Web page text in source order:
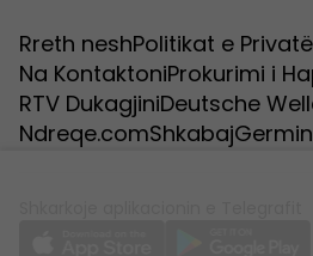
Rreth neshPolitikat e
Na KontaktoniProkurimi i
RTV DukagjiniDeutsche
Ndreqe.comShkabajGermin